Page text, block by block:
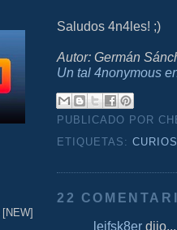
[NEW]
Saludos 4n4les! ;)
Autor: Germán
Un tal 4nonymous
PUBLICADO POR
ETIQUETAS:
22
leifsk8er dijo...